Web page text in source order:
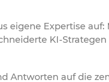
eigene Expertise auf:
KI-
Antworten auf die